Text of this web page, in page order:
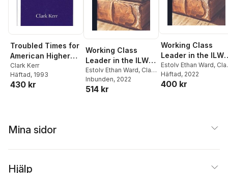
Troubled Times for
American Higher
Education
Clark Kerr
Häftad, 1993
430 kr
Working Class
Leader in the ILWU,
1935-1977
Estolv Ethan Ward, Clark
Kerr,Louis Goldblatt
Inbunden, 2022
514 kr
Working Class
Leader in the
1935-1977
Estolv Ethan Ward,
Kerr,Louis Goldblatt
Häftad, 2022
400 kr
Mina sidor
Hjälp